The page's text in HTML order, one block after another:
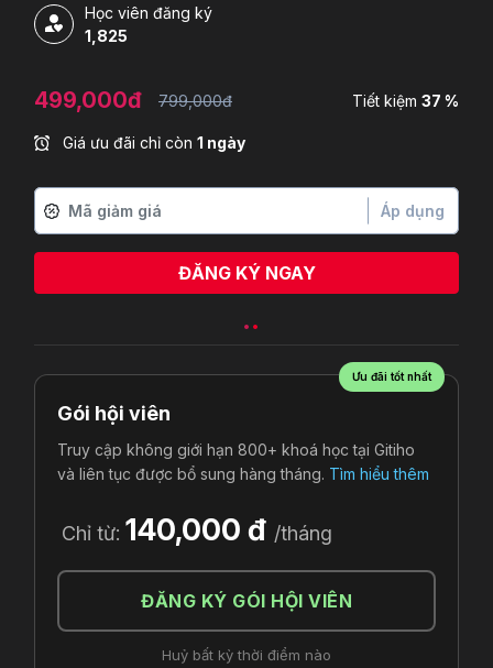
Học viên đăng ký
1,825
499,000đ 799,000đ Tiết kiệm 37 %
Giá ưu đãi chỉ còn 1 ngày
Áp dụng
ĐĂNG KÝ NGAY
Ưu đãi tốt nhất
Gói hội viên
Truy cập không giới hạn 800+ khoá học tại Gitiho
và liên tục được bổ sung hàng tháng. Tìm hiểu thêm
Chỉ từ: 140,000 đ /tháng
ĐĂNG KÝ GÓI HỘI VIÊN
Huỷ bất kỳ thời điểm nào